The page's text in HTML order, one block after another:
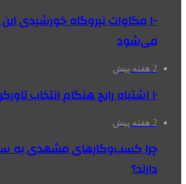
۱۰۰ مگاوات نیروگاه‌ خورشیدی
می‌شود
2 هفته پیش
۱۰ اشتباه رایج هنگام انتخاب تاورکرین برای پروژه
2 هفته پیش
چرا کسب‌وکارهای مشهدی به
دارند؟